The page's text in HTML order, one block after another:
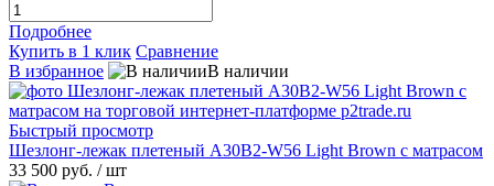
Подробнее
Купить в 1 клик Сравнение
В избранное
В наличии
Быстрый просмотр
Шезлонг-лежак плетеный A30B2-W56 Light Brown с матрасом
33 500 руб. / шт